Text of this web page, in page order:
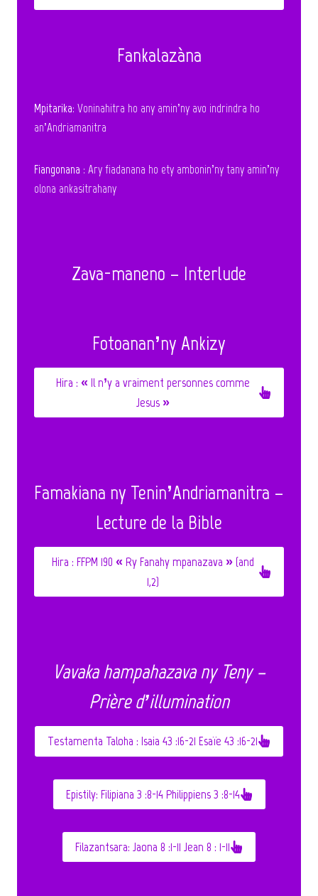
Fankalazàna
Mpitarika: Voninahitra ho any amin’ny avo indrindra ho
an’Andriamanitra
Fiangonana : Ary fiadanana ho ety ambonin’ny tany amin’ny
olona ankasitrahany
Zava-maneno – Interlude
Fotoanan’ny Ankizy
Hira : « Il n’y a vraiment personnes comme
Jesus »
Famakiana ny Tenin’Andriamanitra –
Lecture de la Bible
Hira : FFPM 190 « Ry Fanahy mpanazava » (and
1,2)
Vavaka hampahazava ny Teny –
Prière d’illumination
Testamenta Taloha : Isaia 43 :16-21 Esaïe 43 :16-21
Epistily: Filipiana 3 :8-14 Philippiens 3 :8-14
Filazantsara: Jaona 8 :1-11 Jean 8 : 1-11